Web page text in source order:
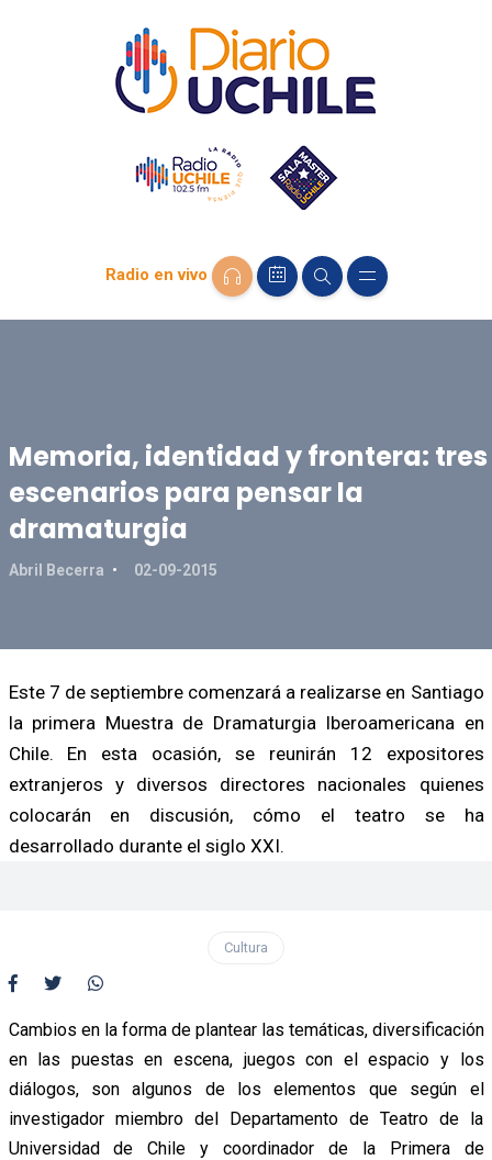
Radio en vivo
Memoria, identidad y frontera: tres
escenarios para pensar la
dramaturgia
Abril Becerra 02-09-2015
Este 7 de septiembre comenzará a realizarse en Santiago
la primera Muestra de Dramaturgia Iberoamericana en
Chile. En esta ocasión, se reunirán 12 expositores
extranjeros y diversos directores nacionales quienes
colocarán en discusión, cómo el teatro se ha
desarrollado durante el siglo XXI.
Cultura
Cambios en la forma de plantear las temáticas, diversificación
en las puestas en escena, juegos con el espacio y los
diálogos, son algunos de los elementos que según el
investigador miembro del Departamento de Teatro de la
Universidad de Chile y coordinador de la Primera de